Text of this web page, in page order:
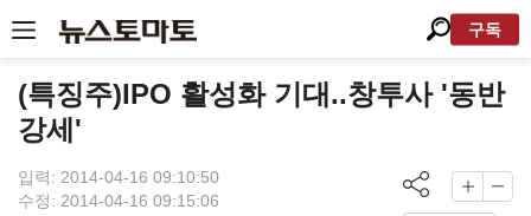
구독
(특징주)IPO 활성화 기대..창투사 '동반
강세'
입력: 2014-04-16 09:10:50
수정: 2014-04-16 09:15:06